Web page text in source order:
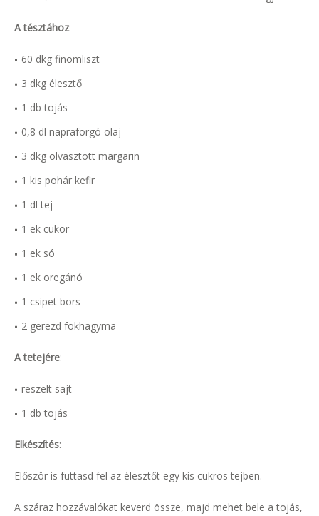
A tésztához:
60 dkg finomliszt
3 dkg élesztő
1 db tojás
0,8 dl napraforgó olaj
3 dkg olvasztott margarin
1 kis pohár kefir
1 dl tej
1 ek cukor
1 ek só
1 ek oregánó
1 csipet bors
2 gerezd fokhagyma
A tetejére:
reszelt sajt
1 db tojás
Elkészítés:
Először is futtasd fel az élesztőt egy kis cukros tejben.
A száraz hozzávalókat keverd össze, majd mehet bele a tojás,